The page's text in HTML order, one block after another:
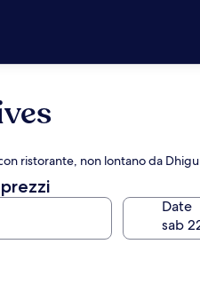
ristorante, non lontano da
Date